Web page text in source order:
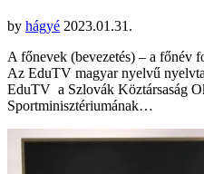
by hágyé 2023.01.31.
A főnevek (bevezetés) – a főnév
Az EduTV magyar nyelvű
EduTV a Szlovák Köztársaság
Sportminisztériumának…